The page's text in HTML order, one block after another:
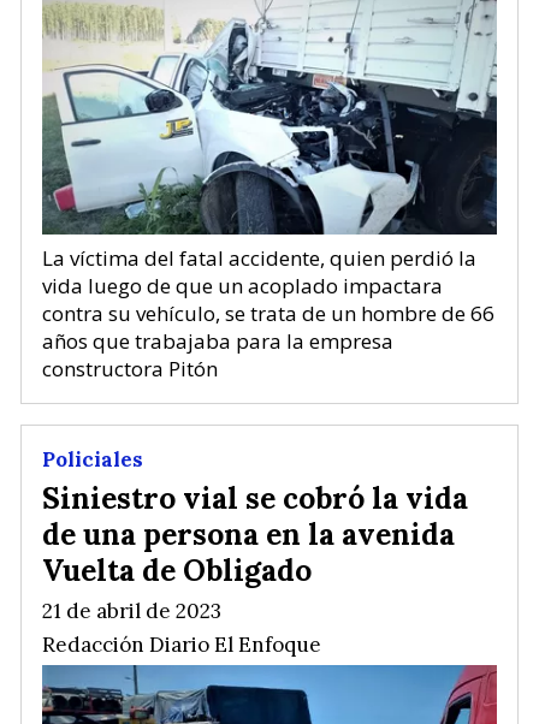
La víctima del fatal accidente, quien perdió la
vida luego de que un acoplado impactara
contra su vehículo, se trata de un hombre de 66
años que trabajaba para la empresa
constructora Pitón
Siniestro vial se cobró la vida
de una persona en la avenida
Vuelta de Obligado
Redacción Diario El Enfoque
Policiales
21 de abril de 2023